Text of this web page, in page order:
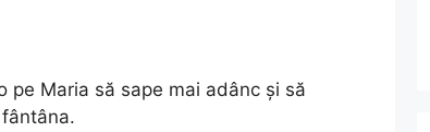
Maria să sape mai adânc și să